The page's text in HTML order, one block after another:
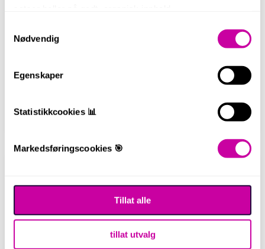
Nødvendig
Egenskaper
Statistikkcookies 📊
Markedsføringscookies 🎯
Tillat alle
tillat utvalg
Hvordan tjene penger med YouTube?
Feb 06, 2022